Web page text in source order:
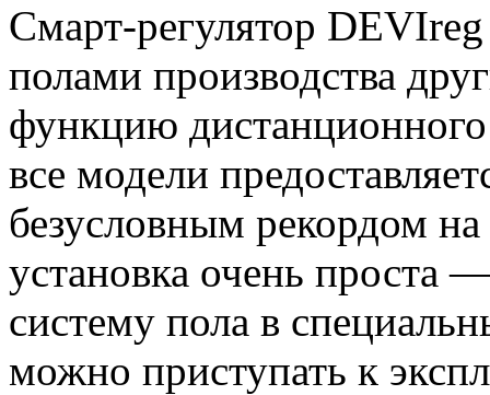
Смарт-регулятор DEVIreg
полами производства
функцию
все модели
безусловным рекордом
установка очень проста
систему пола в
можно приступать к